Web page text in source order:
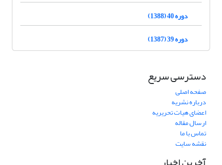
دوره 40 (1388)
دوره 39 (1387)
دسترسی سریع
صفحه اصلی
درباره نشریه
اعضای هیات تحریریه
ارسال مقاله
تماس با ما
نقشه سایت